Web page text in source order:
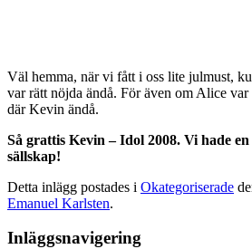
Väl hemma, när vi fått i oss lite julmust,
var rätt nöjda ändå. För även om Alice var
där Kevin ändå.
Så grattis Kevin – Idol 2008. Vi hade
sällskap!
Detta inlägg postades i Okategoriserade
Emanuel Karlsten.
Inläggsnavigering